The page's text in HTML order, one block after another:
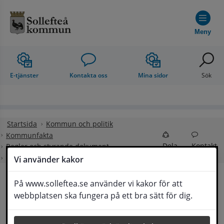
Vi använder kakor
På www.solleftea.se använder vi kakor för att
webbplatsen ska fungera på ett bra sätt för dig.
Meny
E-tjänster Kontakta oss Mina sidor Sök
Startsida
Kommun och politik
Kommunfakta
Regler och styrande dokument
Taxor och avgifter
Dela Kontakt
Lyssna
Taxor och avgifter
Här finns taxor och avgifter oberoende av vilken